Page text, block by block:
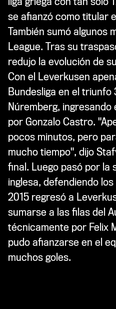
se afianzó como titular
También sumó algunos
League. Tras su
redujo la evolución de
Con el Leverkusen
Bundesliga en el triunfo
Núremberg,
por Gonzalo Castro.
pocos minutos, pero
mucho tiempo", dijo
final. Luego pasó por la
inglesa, defendiendo
2015 regresó a
sumarse a las filas del
técnicamente por Felix
pudo afianzarse en el
muchos goles.